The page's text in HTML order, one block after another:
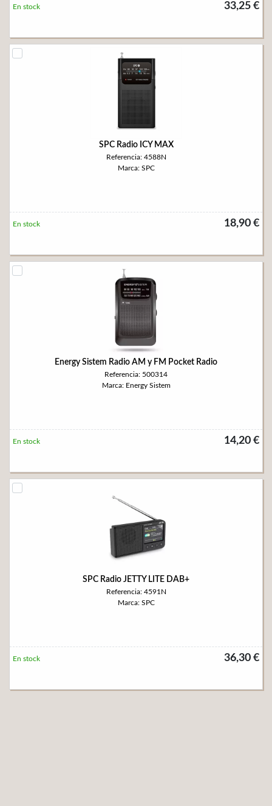
33,25 €
En stock
SPC Radio ICY MAX
Referencia: 4588N
Marca: SPC
18,90 €
En stock
Energy Sistem Radio AM y FM Pocket Radio
Referencia: 500314
Marca: Energy Sistem
14,20 €
En stock
SPC Radio JETTY LITE DAB+
Referencia: 4591N
Marca: SPC
36,30 €
En stock